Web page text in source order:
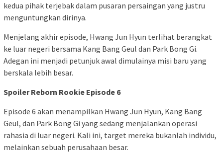
kedua pihak terjebak dalam pusaran persaingan yang justru
menguntungkan dirinya.
Menjelang akhir episode, Hwang Jun Hyun terlihat berangkat
ke luar negeri bersama Kang Bang Geul dan Park Bong Gi.
Adegan ini menjadi petunjuk awal dimulainya misi baru yang
berskala lebih besar.
Spoiler Reborn Rookie Episode 6
Episode 6 akan menampilkan Hwang Jun Hyun, Kang Bang
Geul, dan Park Bong Gi yang sedang menjalankan operasi
rahasia di luar negeri. Kali ini, target mereka bukanlah individu,
melainkan sebuah perusahaan besar.